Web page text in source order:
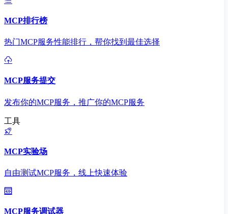
MCP排行榜
热门MCP服务性能排行，帮你找到最佳选择
MCP服务提交
发布你的MCP服务，推广你的MCP服务
工具
MCP实验场
自由测试MCP服务，线上快速体验
MCP服务调试器